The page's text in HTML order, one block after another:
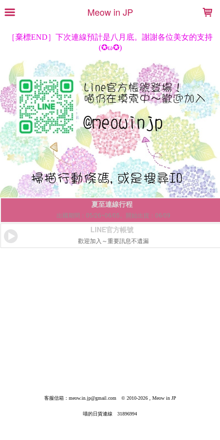
Meow in JP
夏至連線行程
出國期間：05/26~06/05。開始出貨：06/09
LINE官方帳號
歡迎加入～重要訊息不遺漏